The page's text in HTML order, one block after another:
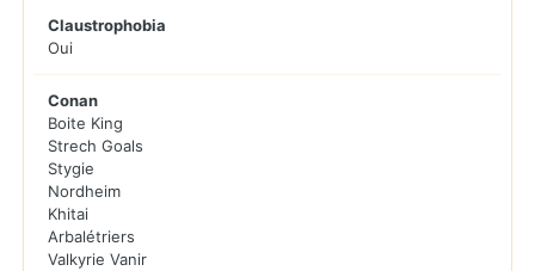
Claustrophobia
Oui
Conan
Boite King
Strech Goals
Stygie
Nordheim
Khitai
Arbalétriers
Valkyrie Vanir